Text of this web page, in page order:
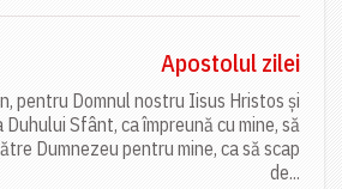
Apostolul zilei
pentru Domnul nostru Iisus Hristos și
Sfânt, ca împreună cu mine, să
Dumnezeu pentru mine, ca să scap
de...